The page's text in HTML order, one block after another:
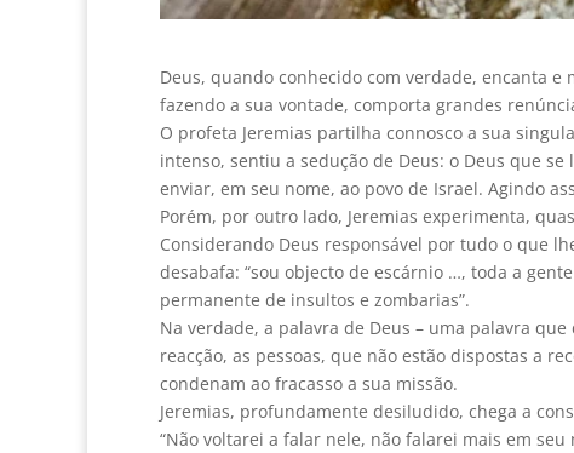
Deus, quando conhecido com verdade, encanta
fazendo a sua vontade, comporta grandes
O profeta Jeremias partilha connosco a sua
intenso, sentiu a sedução de Deus: o Deus que
enviar, em seu nome, ao povo de Israel. Agindo
Porém, por outro lado, Jeremias experimenta,
Considerando Deus responsável por tudo o que
desabafa: “sou objecto de escárnio …, toda a
permanente de insultos e zombarias”.
Na verdade, a palavra de Deus – uma palavra
reacção, as pessoas, que não estão dispostas a
condenam ao fracasso a sua missão.
Jeremias, profundamente desiludido, chega a
“Não voltarei a falar nele, não falarei mais em